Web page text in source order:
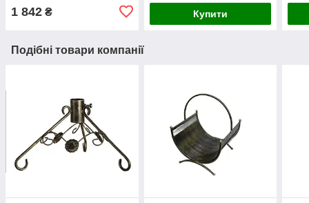
1 842 ₴ Купити
Подібні товари компанії